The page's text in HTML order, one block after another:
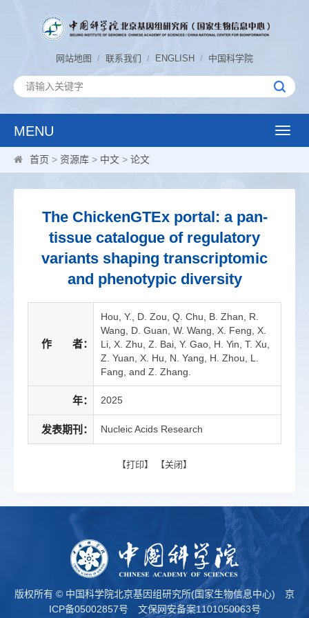
网站地图 / 联系我们 / ENGLISH / 中国科学院
MENU
Toggle
首页 > 资源库 > 中文 > 论文
The ChickenGTEx portal: a pan-
tissue catalogue of regulatory
variants shaping transcriptomic
and phenotypic diversity
作 者：
Hou, Y., D. Zou, Q. Chu, B. Zhan, R.
Wang, D. Guan, W. Wang, X. Feng, X.
Li, X. Zhu, Z. Bai, Y. Gao, H. Yin, T. Xu,
Z. Yuan, X. Hu, N. Yang, H. Zhou, L.
Fang, and Z. Zhang.
年： 2025
发表期刊： Nucleic Acids Research
【打印】 【关闭 】
版权所有 © 中国科学院北京基因组研究所(国家生物信息中心) 京
ICP备05002857号
文保网安备案1101050063号